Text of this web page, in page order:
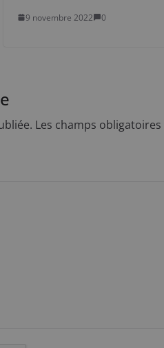
9 novembre 2022 0
Les champs